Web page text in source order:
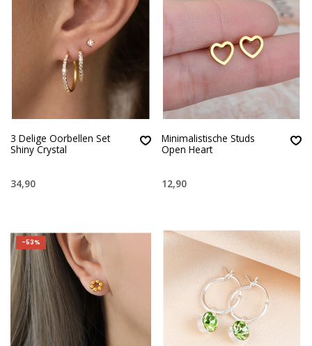
3 Delige Oorbellen Set
Shiny Crystal
34,90
Minimalistische Studs
Open Heart
12,90
-53%